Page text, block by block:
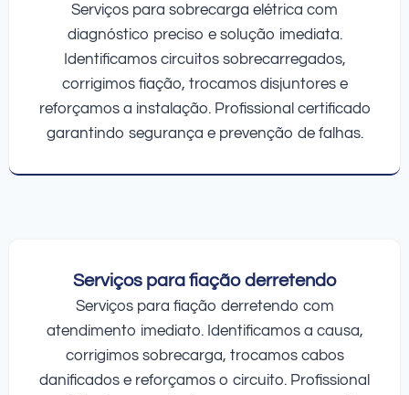
Serviços para sobrecarga elétrica com
diagnóstico preciso e solução imediata.
Identificamos circuitos sobrecarregados,
corrigimos fiação, trocamos disjuntores e
reforçamos a instalação. Profissional certificado
garantindo segurança e prevenção de falhas.
Serviços para fiação derretendo
Serviços para fiação derretendo com
atendimento imediato. Identificamos a causa,
corrigimos sobrecarga, trocamos cabos
danificados e reforçamos o circuito. Profissional